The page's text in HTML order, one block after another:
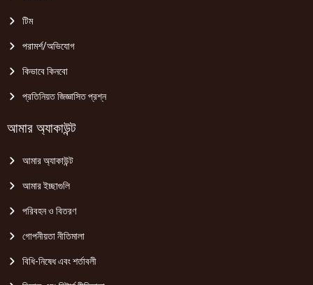
টিম
পরামর্শ/অভিযোগ
কিভাবে কিনবো
প্রতিনিয়ত জিজ্ঞাসিত প্রশ্ন
আমার অ্যাকাউন্ট
আমার অ্যাকাউন্ট
আমার ইচ্ছাগুলি
পরিবহন ও বিতরণ
গোপনীয়তা নীতিমালা
বিধি-নিষেধ এবং শর্তাবলী